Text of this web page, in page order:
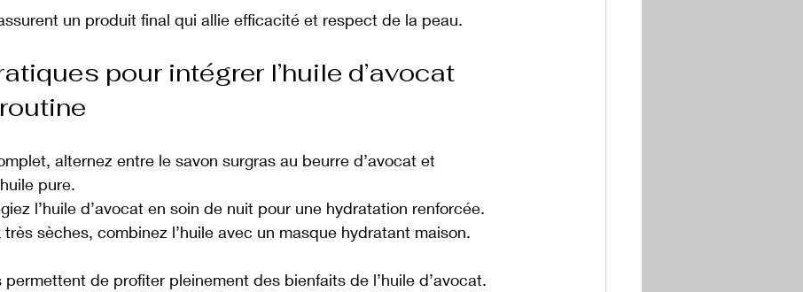
un produit final qui allie efficacité et respect de la peau.
pour intégrer l’huile d’avocat
alternez entre le savon surgras au beurre d’avocat et
pure.
l’huile d’avocat en soin de nuit pour une hydratation renforcée.
très sèches, combinez l’huile avec un masque hydratant maison.
de profiter pleinement des bienfaits de l’huile d’avocat.